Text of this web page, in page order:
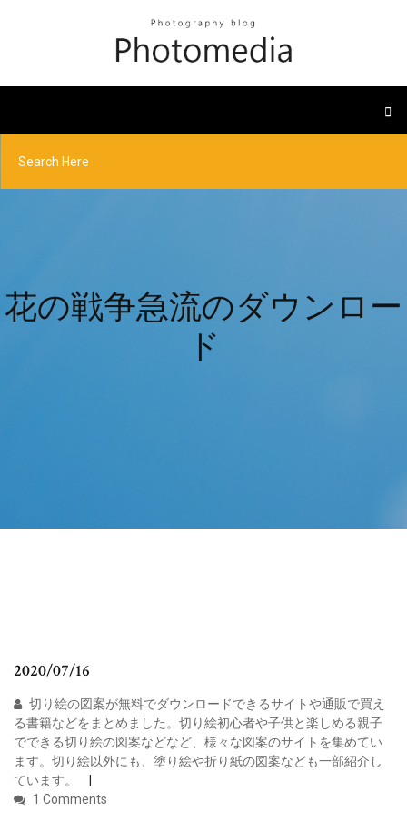
花の戦争急流のダウンロー
ド
2020/07/16
切り絵の図案が無料でダウンロードできるサイトや通販で買え
る書籍などをまとめました。切り絵初心者や子供と楽しめる親子
でできる切り絵の図案などなど、様々な図案のサイトを集めてい
ます。切り絵以外にも、塗り絵や折り紙の図案なども一部紹介し
ています。
1 Comments